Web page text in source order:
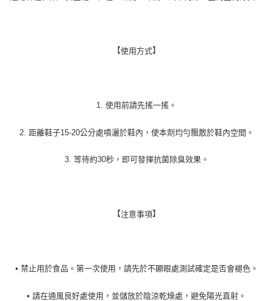
【使用方式】
1. 使用前請先搖一搖。
2. 距離鞋子15-20公分處噴灑於鞋內，使本劑均勻飄散於鞋內空間。
3. 等待約30秒，即可發揮抗菌除臭效果。
【注意事項】
• 禁止用於食品。第一次使用，請先於不顯眼處測試確定是否會褪色。
• 請在通風良好處使用，並儲放於陰涼乾燥處，避免陽光直射。